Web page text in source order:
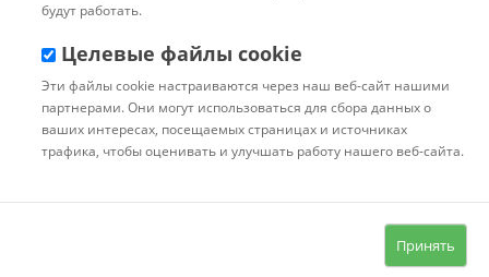
будут работать.
Целевые файлы cookie
Эти файлы cookie настраиваются через наш веб-сайт нашими
партнерами. Они могут использоваться для сбора данных о
ваших интересах, посещаемых страницах и источниках
трафика, чтобы оценивать и улучшать работу нашего веб-сайта.
Принять